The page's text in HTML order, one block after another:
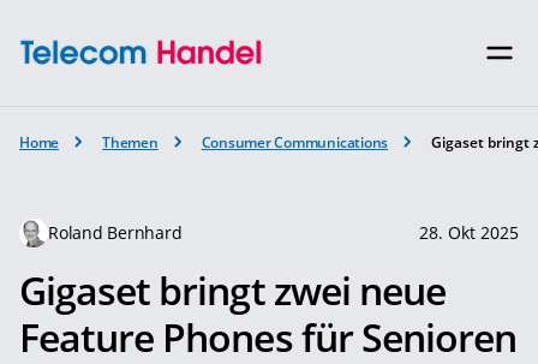
Home Themen Consumer Communications Gigaset bringt
Roland Bernhard 28. Okt 2025
Gigaset bringt zwei neue
Feature Phones für Senioren